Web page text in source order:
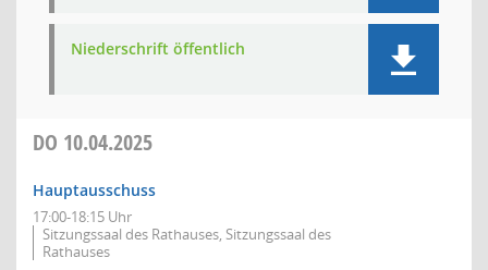
Niederschrift öffentlich
DO 10.04.2025
Hauptausschuss
17:00-18:15 Uhr
Sitzungssaal des Rathauses, Sitzungssaal des
Rathauses